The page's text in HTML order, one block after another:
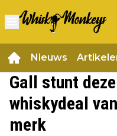
Nieuws
Gall stunt
whiskydeal
merk